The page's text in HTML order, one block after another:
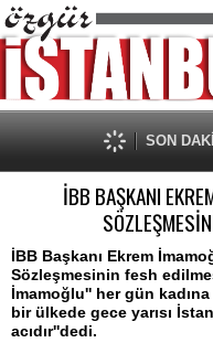
SON
İBB BAŞKANI
İBB Başkanı Ekrem
Sözleşmesinin fesh
İmamoğlu'' her gün
bir ülkede gece yarısı
acıdır''dedi.